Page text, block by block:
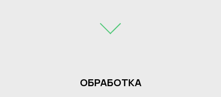
ОБРАБОТКА